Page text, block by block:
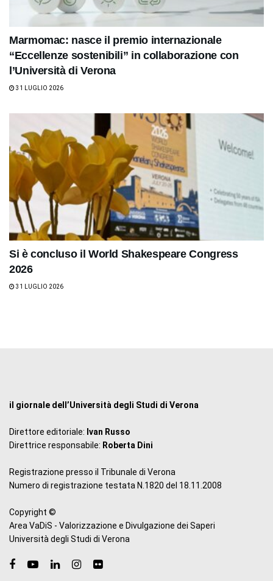
Marmomac: nasce il premio internazionale
“Eccellenze sostenibili” in collaborazione con
l’Università di Verona
31 LUGLIO 2026
Si è concluso il World Shakespeare Congress
2026
31 LUGLIO 2026
il giornale dell’Università degli Studi di Verona
Direttore editoriale: Ivan Russo
Direttrice responsabile: Roberta Dini
Registrazione presso il Tribunale di Verona
Numero di registrazione testata N.1820 del 18.11.2008
Copyright ©
Area VaDiS - Valorizzazione e Divulgazione dei Saperi
Università degli Studi di Verona